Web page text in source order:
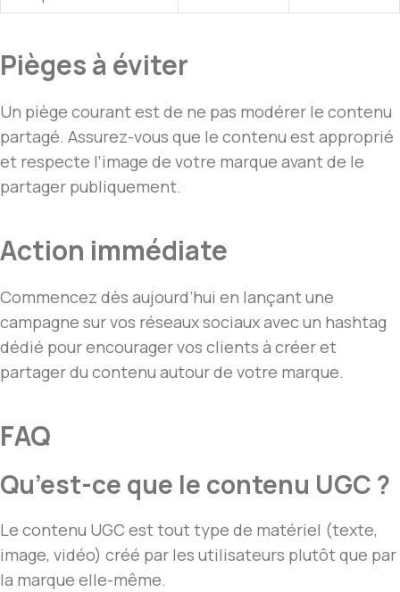
Pièges à éviter
Un piège courant est de ne pas modérer le contenu
partagé. Assurez-vous que le contenu est approprié
et respecte l’image de votre marque avant de le
partager publiquement.
Action immédiate
Commencez dès aujourd’hui en lançant une
campagne sur vos réseaux sociaux avec un hashtag
dédié pour encourager vos clients à créer et
partager du contenu autour de votre marque.
FAQ
Qu’est-ce que le contenu UGC ?
Le contenu UGC est tout type de matériel (texte,
image, vidéo) créé par les utilisateurs plutôt que par
la marque elle-même.